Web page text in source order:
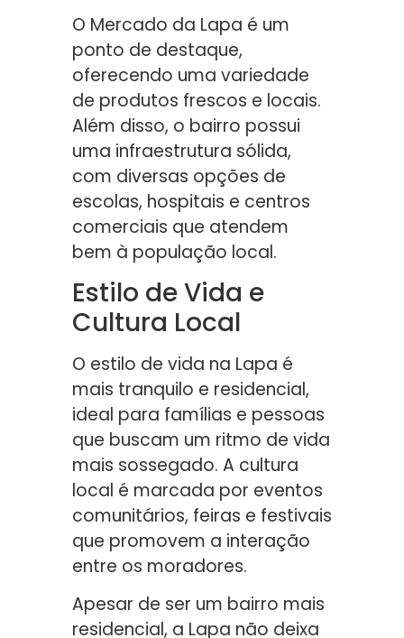
O Mercado da Lapa é um
ponto de destaque,
oferecendo uma variedade
de produtos frescos e locais.
Além disso, o bairro possui
uma infraestrutura sólida,
com diversas opções de
escolas, hospitais e centros
comerciais que atendem
bem à população local.
Estilo de Vida e
Cultura Local
O estilo de vida na Lapa é
mais tranquilo e residencial,
ideal para famílias e pessoas
que buscam um ritmo de vida
mais sossegado. A cultura
local é marcada por eventos
comunitários, feiras e festivais
que promovem a interação
entre os moradores.
Apesar de ser um bairro mais
residencial, a Lapa não deixa